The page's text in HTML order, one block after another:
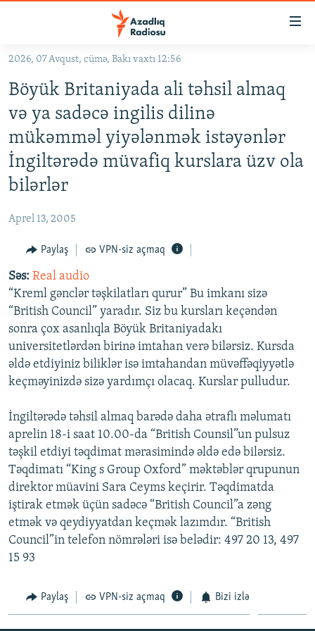
Əsas
qayıt
Əsas
naviqasiyaya
qayıt
Axtarışa
keç
#İZAHLA
KORRUPSIOMETR
#ƏSLINDƏ
FƏRQƏ BAX
ARAŞDIRMA
MULTIMEDIA
VIDEO
FOTOQALEREYA
İNFOQRAFIKA
RADIO ARXIV
OXU ZALI
AZƏRBAYCAN ƏDƏBIYYATI KITABXANASI
İZ - MƏDƏNIYYƏT PROQRAMI
HAQQIMIZDA
MISSIYAMIZ
MATERIALLARIMIZDAN ISTIFADƏ
BIZIMLƏ ƏLAQƏ
XƏBƏR BÜLLETENLƏRIMIZ
BIZI IZLƏ
2026, 07 Avqust, cümə, Bakı vaxtı 12:56
Böyük Britaniyada ali təhsil almaq
və ya sadəcə ingilis dilinə
mükəmməl yiyələnmək istəyənlər
İngiltərədə müvafiq kurslara üzv ola
bilərlər
Aprel 13, 2005
Paylaş VPN-siz açmaq
Səs: Real audio
“Kreml gənclər təşkilatları qurur” Bu imkanı sizə
“British Council” yaradır. Siz bu kursları keçəndən
sonra çox asanlıqla Böyük Britaniyadakı
universitetlərdən birinə imtahan verə bilərsiz. Kursda
əldə etdiyiniz biliklər isə imtahandan müvəffəqiyyətlə
keçməyinizdə sizə yardımçı olacaq. Kurslar pulludur.
İngiltərədə təhsil almaq barədə daha ətraflı məlumatı
aprelin 18-i saat 10.00-da “British Counsil”un pulsuz
təşkil etdiyi təqdimat mərasimində əldə edə bilərsiz.
Təqdimatı “King s Group Oxford” məktəblər qrupunun
direktor müavini Sara Ceyms keçirir. Təqdimatda
iştirak etmək üçün sadəcə “British Council”a zəng
etmək və qeydiyyatdan keçmək lazımdır. “British
Council”in telefon nömrələri isə belədir: 497 20 13, 497
15 93
Paylaş VPN-siz açmaq Bizi izlə